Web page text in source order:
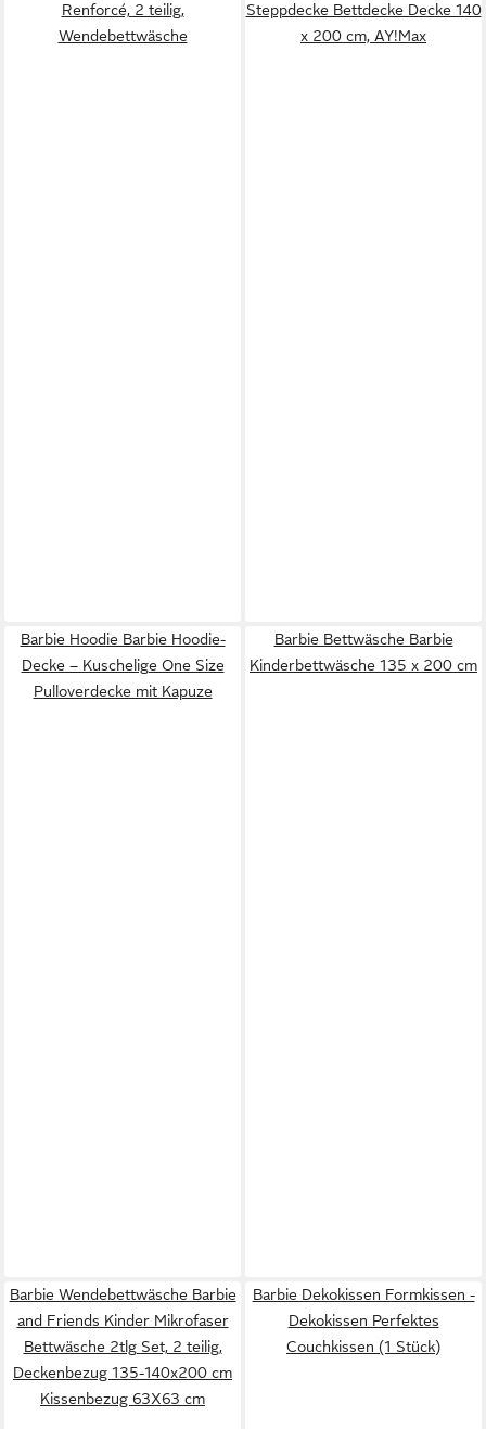
Renforcé, 2 teilig,
Wendebettwäsche
Steppdecke Bettdecke Decke 140
x 200 cm, AY!Max
Barbie Hoodie Barbie Hoodie-
Decke – Kuschelige One Size
Pulloverdecke mit Kapuze
Barbie Bettwäsche Barbie
Kinderbettwäsche 135 x 200 cm
Barbie Wendebettwäsche Barbie
and Friends Kinder Mikrofaser
Bettwäsche 2tlg Set, 2 teilig,
Deckenbezug 135-140x200 cm
Kissenbezug 63X63 cm
Barbie Dekokissen Formkissen -
Dekokissen Perfektes
Couchkissen (1 Stück)